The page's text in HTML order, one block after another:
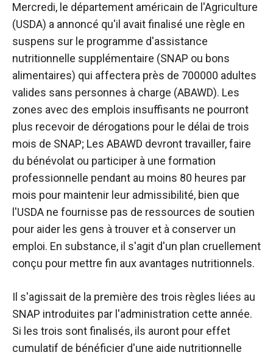
Mercredi, le département américain de l'Agriculture
(USDA) a annoncé qu'il avait finalisé une règle en
suspens sur le programme d'assistance
nutritionnelle supplémentaire (SNAP ou bons
alimentaires) qui affectera près de 700000 adultes
valides sans personnes à charge (ABAWD). Les
zones avec des emplois insuffisants ne pourront
plus recevoir de dérogations pour le délai de trois
mois de SNAP; Les ABAWD devront travailler, faire
du bénévolat ou participer à une formation
professionnelle pendant au moins 80 heures par
mois pour maintenir leur admissibilité, bien que
l'USDA ne fournisse pas de ressources de soutien
pour aider les gens à trouver et à conserver un
emploi. En substance, il s'agit d'un plan cruellement
conçu pour mettre fin aux avantages nutritionnels.
Il s'agissait de la première des trois règles liées au
SNAP introduites par l'administration cette année.
Si les trois sont finalisés, ils auront pour effet
cumulatif de bénéficier d'une aide nutritionnelle